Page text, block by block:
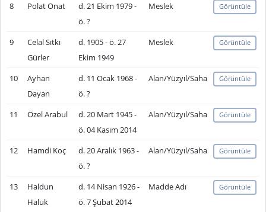
8 Polat Onat
d. 21 Ekim 1979 -
ö. ?
Meslek Görüntüle
9
Celal Sıtkı
Gürler
d. 1905 - ö. 27
Ekim 1949
Meslek Görüntüle
10
Ayhan
Dayan
d. 11 Ocak 1968 -
ö. ?
Alan/Yüzyıl/Saha Görüntüle
11 Özel Arabul
d. 20 Mart 1945 -
ö. 04 Kasım 2014
Alan/Yüzyıl/Saha Görüntüle
12 Hamdi Koç
d. 20 Aralık 1963 -
ö. ?
Alan/Yüzyıl/Saha Görüntüle
13
Haldun
Haluk
d. 14 Nisan 1926 -
ö. 7 Şubat 2014
Madde Adı Görüntüle